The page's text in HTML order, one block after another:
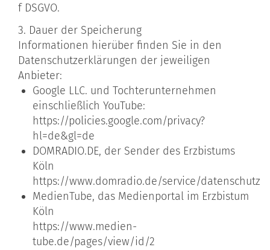
f DSGVO.
3. Dauer der Speicherung
Informationen hierüber finden Sie in den
Datenschutzerklärungen der jeweiligen
Anbieter:
Google LLC. und Tochterunternehmen
einschließlich YouTube:
https://policies.google.com/privacy?
hl=de&gl=de
DOMRADIO.DE, der Sender des Erzbistums
Köln
https://www.domradio.de/service/datenschutz
MedienTube, das Medienportal im Erzbistum
Köln
https://www.medien-
tube.de/pages/view/id/2